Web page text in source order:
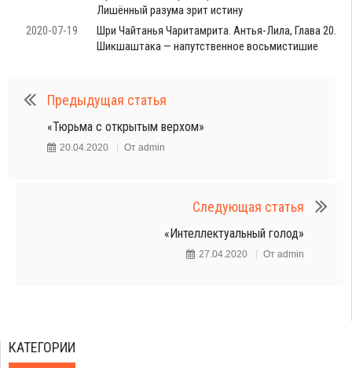
Лишённый разума зрит истину
2020-07-19
Шри Чайтанья Чаритамрита. Антья-Лила, Глава 20.
Шикшаштака — напутственное восьмистишие
Предыдущая статья
«Тюрьма с открытым верхом»
20.04.2020 От admin
Следующая статья
«Интеллектуальный голод»
27.04.2020 От admin
КАТЕГОРИИ